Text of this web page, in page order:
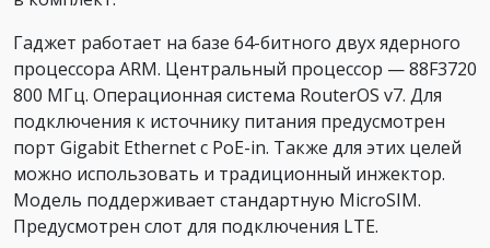
Гаджет работает на базе 64-битного двух ядерного
процессора ARM. Центральный процессор — 88F3720
800 МГц. Операционная система RouterOS v7. Для
подключения к источнику питания предусмотрен
порт Gigabit Ethernet с PoE-in. Также для этих целей
можно использовать и традиционный инжектор.
Модель поддерживает стандартную MicroSIM.
Предусмотрен слот для подключения LTE.